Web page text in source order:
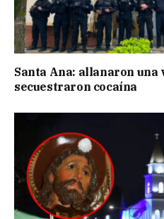
Santa Ana: allanaron
secuestraron cocaína